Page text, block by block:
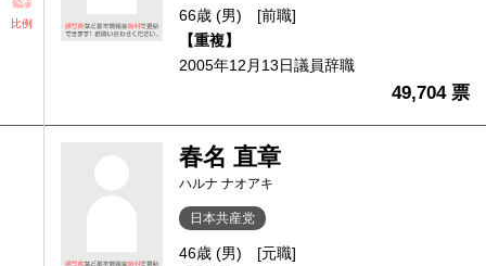
比例 66歳 (男)
[前職]
【重複】
2005年12月13日議員辞職
49,704 票
春名 直章
ハルナ ナオアキ
日本共産党
46歳 (男)
[元職]